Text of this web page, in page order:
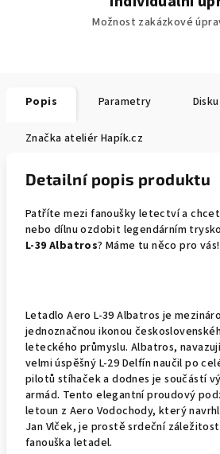
Možnost zakázkové
Popis Parametry
Značka ateliér Hapík.cz
Detailní popis produktu
Patříte mezi fanoušky letectví a
nebo dílnu ozdobit legendárním
L-39 Albatros? Máme tu něco pro vás!
Letadlo Aero L-39 Albatros je
jednoznačnou ikonou
leteckého průmyslu. Albatros,
velmi úspěšný L-29 Delfín naučil po
pilotů stíhaček a dodnes je součástí
armád. Tento elegantní proudový
letoun z Aero Vodochody, který
Jan Vlček, je prostě srdeční
fanouška letadel.